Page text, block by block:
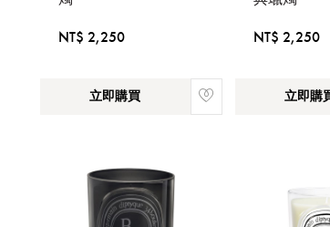
NT$ 2,250
立即購買
NT$ 2,250
立即購